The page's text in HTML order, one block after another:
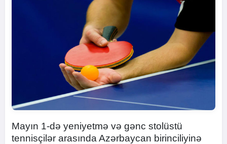
Mayın 1-də yeniyetmə və gənc stolüstü
tennisçilər arasında Azərbaycan birinciliyinə